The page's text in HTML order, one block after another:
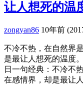
让人想死的温
zongyan86 10年前
不冷不热，在自然界
是最让人想死的温度
日一句经典：不冷不
在感情界，却是最让